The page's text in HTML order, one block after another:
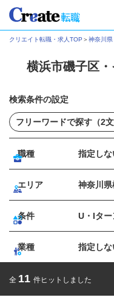
クリエイト転職・求人TOP ＞神奈川県
横浜市磯子区
検索条件の設定
職種 指定しな
エリア 神奈川
条件 U・Iター
業種 指定しな
全 11 件ヒットしました